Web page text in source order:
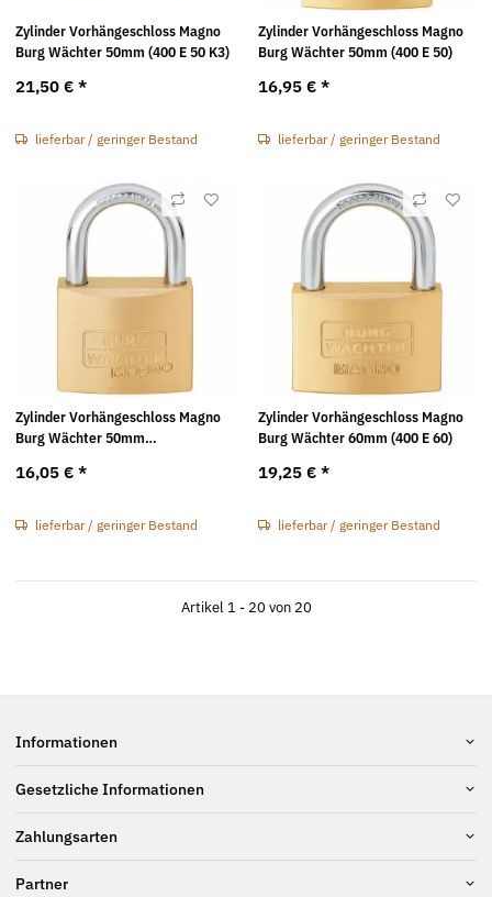
Zylinder Vorhängeschloss Magno
Burg Wächter 50mm (400 E 50 K3)
21,50 € *
lieferbar / geringer Bestand
Zylinder Vorhängeschloss Magno
Burg Wächter 50mm (400 E 50)
16,95 € *
lieferbar / geringer Bestand
Zylinder Vorhängeschloss Magno
Burg Wächter 50mm
16,05 € *
lieferbar / geringer Bestand
Zylinder Vorhängeschloss Magno
Burg Wächter 60mm (400 E 60)
19,25 € *
lieferbar / geringer Bestand
Artikel 1 - 20 von 20
Informationen
Gesetzliche Informationen
Zahlungsarten
Partner